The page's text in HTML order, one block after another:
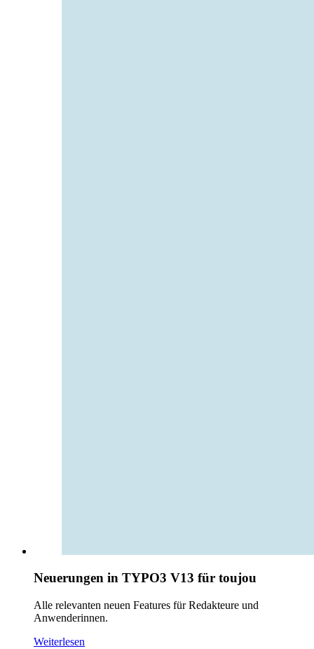
Neuerungen in TYPO3 V13 für toujou
Alle relevanten neuen Features für Redakteure und
Anwenderinnen.
Weiterlesen